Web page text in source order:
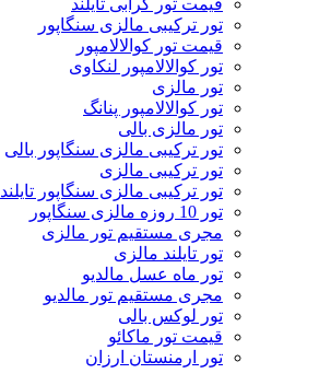
قیمت تور کرابی تایلند
تور ترکیبی مالزی سنگاپور
قیمت تور کوالالامپور
تور کوالالامپور لنکاوی
تور مالزی
تور کوالالامپور پنانگ
تور مالزی بالی
تور ترکیبی مالزی سنگاپور بالی
تور ترکیبی مالزی
تور ترکیبی مالزی سنگاپور تایلند
تور 10 روزه مالزی سنگاپور
مجری مستقیم تور مالزی
تور تایلند مالزی
تور ماه عسل مالدیو
مجری مستقیم تور مالدیو
تور لوکس بالی
قیمت تور ماکائو
تور ارمنستان ارزان